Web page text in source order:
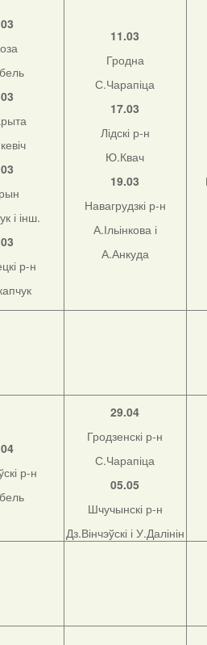
і інш.
р-н
11.03
Гродна
С.Чарапіца
17.03
Лідскі р-н
Ю.Квач
19.03
Навагрудзкі р-н
А.Ільінкова і
А.Анкуда
р-н
29.04
Гродзенскі р-н
С.Чарапіца
05.05
Шчучынскі р-н
Дз.Вінчэўскі і У.Далінін